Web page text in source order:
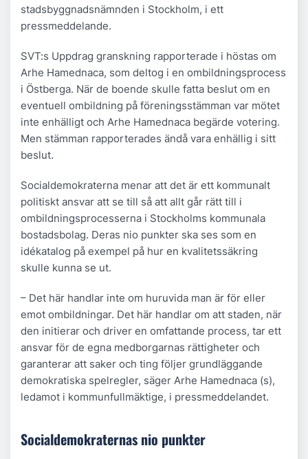
stadsbyggnadsnämnden i Stockholm, i ett
pressmeddelande.
SVT:s Uppdrag granskning rapporterade i höstas om
Arhe Hamednaca, som deltog i en ombildningsprocess
i Östberga. När de boende skulle fatta beslut om en
eventuell ombildning på föreningsstämman var mötet
inte enhälligt och Arhe Hamednaca begärde votering.
Men stämman rapporterades ändå vara enhällig i sitt
beslut.
Socialdemokraterna menar att det är ett kommunalt
politiskt ansvar att se till så att allt går rätt till i
ombildningsprocesserna i Stockholms kommunala
bostadsbolag. Deras nio punkter ska ses som en
idékatalog på exempel på hur en kvalitetssäkring
skulle kunna se ut.
– Det här handlar inte om huruvida man är för eller
emot ombildningar. Det här handlar om att staden, när
den initierar och driver en omfattande process, tar ett
ansvar för de egna medborgarnas rättigheter och
garanterar att saker och ting följer grundläggande
demokratiska spelregler, säger Arhe Hamednaca (s),
ledamot i kommunfullmäktige, i pressmeddelandet.
Socialdemokraternas nio punkter